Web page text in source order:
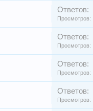
Ответов:
Просмотров:
Ответов:
Просмотров:
Ответов:
Просмотров:
Ответов:
Просмотров: